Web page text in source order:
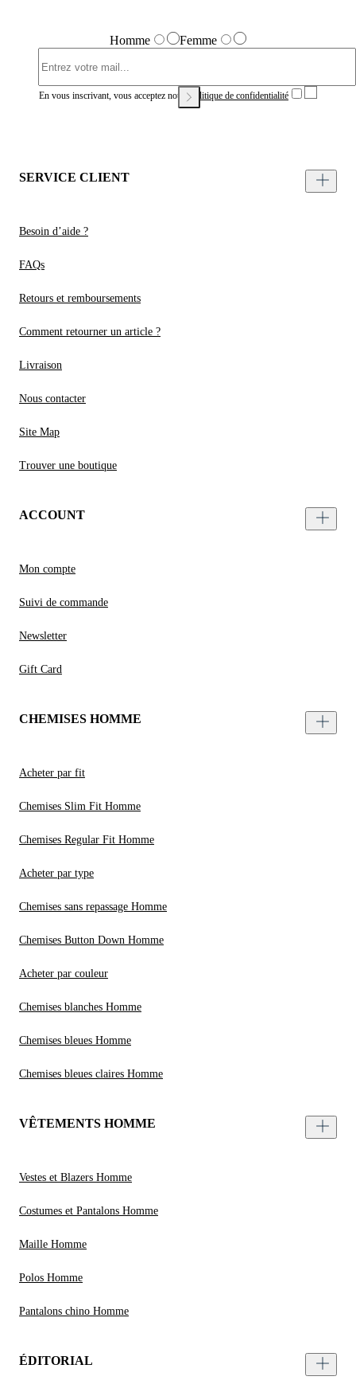
Homme Femme
En vous inscrivant, vous acceptez notrePolitique de confidentialité
SERVICE CLIENT
Besoin d’aide ?
FAQs
Retours et remboursements
Comment retourner un article ?
Livraison
Nous contacter
Site Map
Trouver une boutique
ACCOUNT
Mon compte
Suivi de commande
Newsletter
Gift Card
CHEMISES HOMME
Acheter par fit
Chemises Slim Fit Homme
Chemises Regular Fit Homme
Acheter par type
Chemises sans repassage Homme
Chemises Button Down Homme
Acheter par couleur
Chemises blanches Homme
Chemises bleues Homme
Chemises bleues claires Homme
VÊTEMENTS HOMME
Vestes et Blazers Homme
Costumes et Pantalons Homme
Maille Homme
Polos Homme
Pantalons chino Homme
ÉDITORIAL